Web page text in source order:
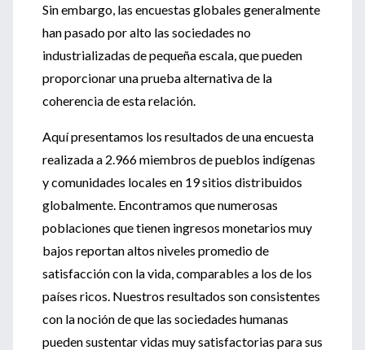
Sin embargo, las encuestas globales generalmente
han pasado por alto las sociedades no
industrializadas de pequeña escala, que pueden
proporcionar una prueba alternativa de la
coherencia de esta relación.
Aquí presentamos los resultados de una encuesta
realizada a 2.966 miembros de pueblos indígenas
y comunidades locales en 19 sitios distribuidos
globalmente. Encontramos que numerosas
poblaciones que tienen ingresos monetarios muy
bajos reportan altos niveles promedio de
satisfacción con la vida, comparables a los de los
países ricos. Nuestros resultados son consistentes
con la noción de que las sociedades humanas
pueden sustentar vidas muy satisfactorias para sus